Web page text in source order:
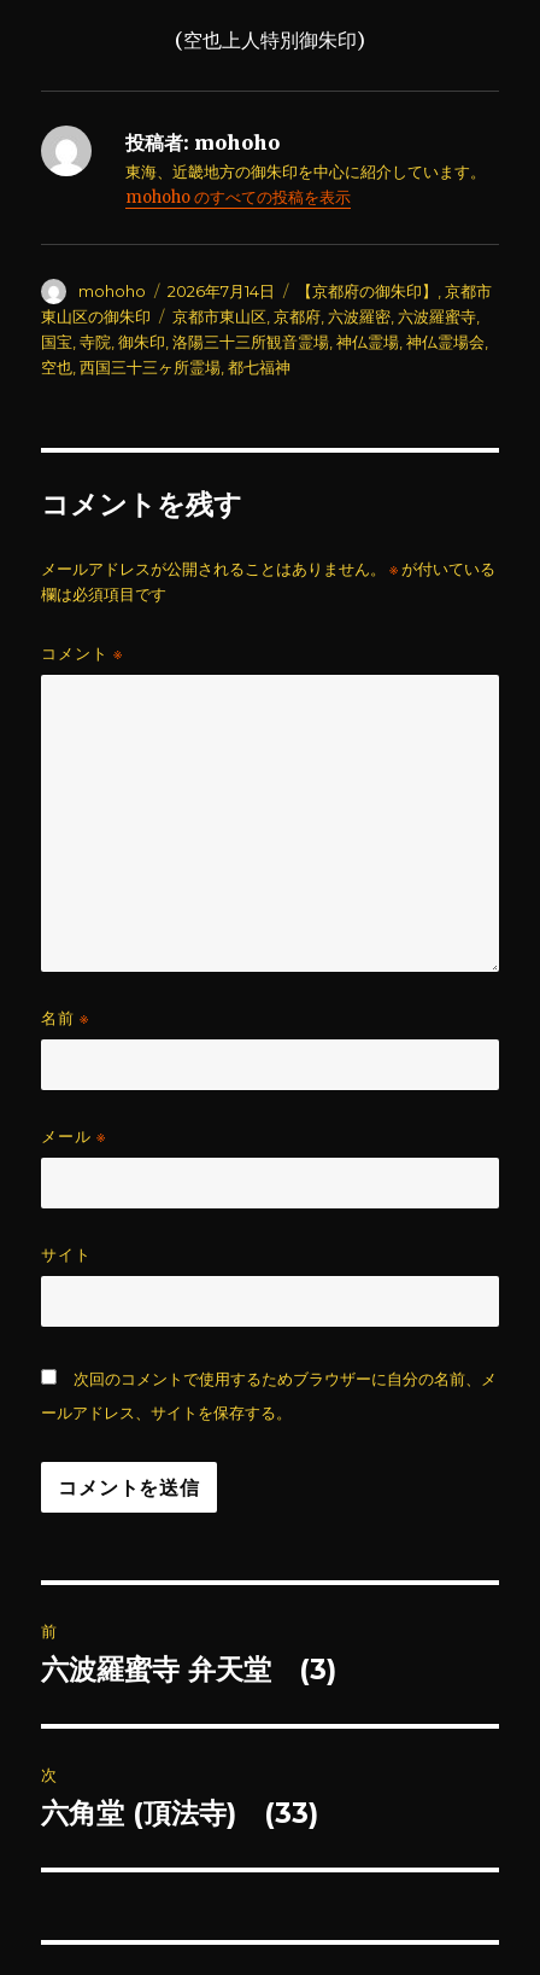
(空也上人特別御朱印)
投稿者: mohoho
東海、近畿地方の御朱印を中心に紹介しています。
mohoho のすべての投稿を表示
投
稿
者
mohoho
投
稿
日:
2026年7月14日
カ
テ
ゴ
【京都府の御朱印】 ,京都市
東山区の御朱印
タ
グ
京都市東山区 ,京都府 ,六波羅密 ,六波羅蜜寺
国宝 ,寺院 ,御朱印 ,洛陽三十三所観音霊場 ,神仏霊場 ,神仏霊場会
空也 ,西国三十三ヶ所霊場 ,都七福神
コメントを残す
メールアドレスが公開されることはありません。 ※が付いている
欄は必須項目です
コメント※
名前※
メール※
サイト
次回のコメントで使用するためブラウザーに自分の名前、メ
ールアドレス、サイトを保存する。
稿
ビ
ゲ
ー
前
前
投
稿:
六波羅蜜寺 弁天堂 (3)
次
次
投
六角堂 (頂法寺) (33)